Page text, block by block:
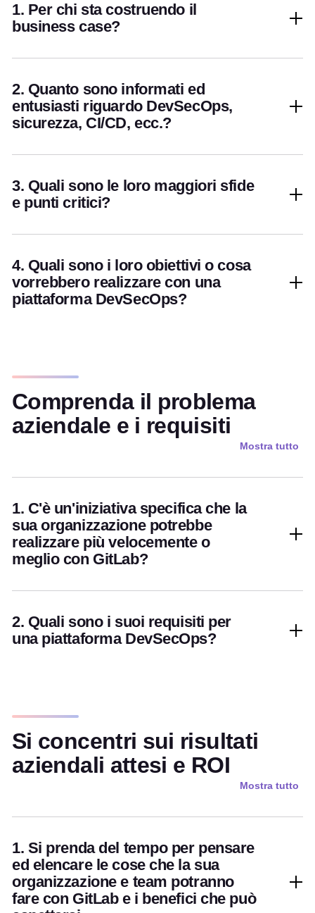
1. Per chi sta costruendo il
business case?
2. Quanto sono informati ed
entusiasti riguardo DevSecOps,
sicurezza, CI/CD, ecc.?
3. Quali sono le loro maggiori sfide
e punti critici?
4. Quali sono i loro obiettivi o cosa
vorrebbero realizzare con una
piattaforma DevSecOps?
Comprenda il problema
aziendale e i requisiti
Mostra tutto
1. C'è un'iniziativa specifica che la
sua organizzazione potrebbe
realizzare più velocemente o
meglio con GitLab?
2. Quali sono i suoi requisiti per
una piattaforma DevSecOps?
Si concentri sui risultati
aziendali attesi e ROI
Mostra tutto
1. Si prenda del tempo per pensare
ed elencare le cose che la sua
organizzazione e team potranno
fare con GitLab e i benefici che può